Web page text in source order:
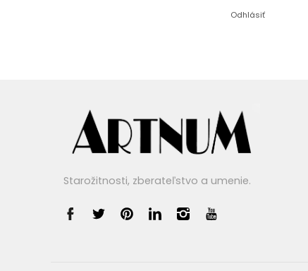
Odhlásiť
Starožitnosti, zberateľstvo a umenie.